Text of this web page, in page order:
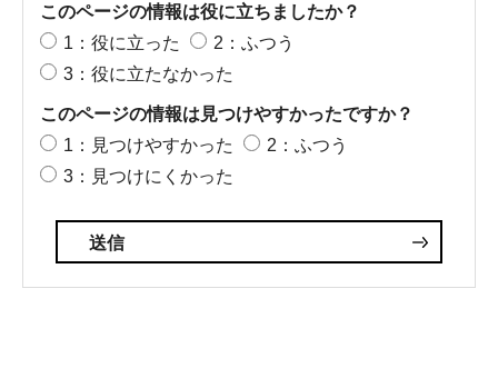
このページの情報は役に立ちましたか？
1：役に立った
2：ふつう
3：役に立たなかった
このページの情報は見つけやすかったですか？
1：見つけやすかった
2：ふつう
3：見つけにくかった